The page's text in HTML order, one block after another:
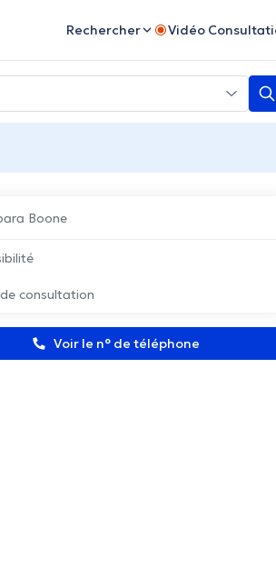
Rechercher Vidéo
Boone
consultation
Voir le n° de téléphone